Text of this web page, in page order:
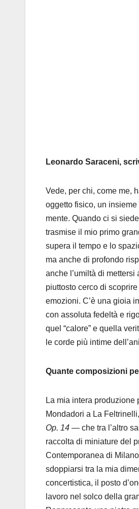
Leonardo Saraceni,
Vede, per chi, come me,
oggetto fisico, un
mente. Quando ci si
trasmise il mio primo
supera il tempo e lo
ma anche di profondo
anche l’umiltà di mettersi
piuttosto cerco di
emozioni. C’è una gioia
con assoluta fedeltà e
quel “calore” e quella
le corde più intime
Quante composizioni
La mia intera
Mondadori a La
Op. 14 — che tra l’altro
raccolta di miniature del
Contemporanea di
sdoppiarsi tra la mia
concertistica, il posto
lavoro nel solco della